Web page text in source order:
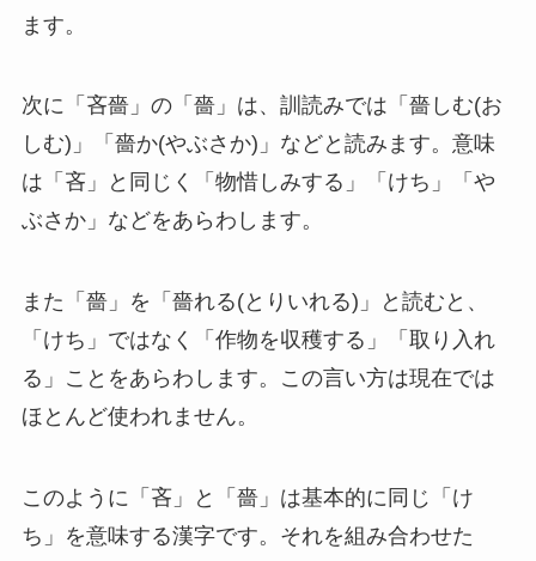
ます。
次に「吝嗇」の「嗇」は、訓読みでは「嗇しむ(お
しむ)」「嗇か(やぶさか)」などと読みます。意味
は「吝」と同じく「物惜しみする」「けち」「や
ぶさか」などをあらわします。
また「嗇」を「嗇れる(とりいれる)」と読むと、
「けち」ではなく「作物を収穫する」「取り入れ
る」ことをあらわします。この言い方は現在では
ほとんど使われません。
このように「吝」と「嗇」は基本的に同じ「け
ち」を意味する漢字です。それを組み合わせた